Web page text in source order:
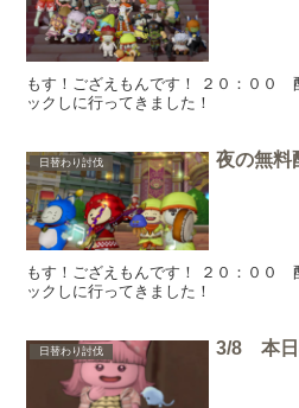
もす！ござえもんです！ ２０：００
ックしに行ってきました！
日替わり討伐 夜の無料
もす！ござえもんです！ ２０：００
ックしに行ってきました！
日替わり討伐 3/8 本日